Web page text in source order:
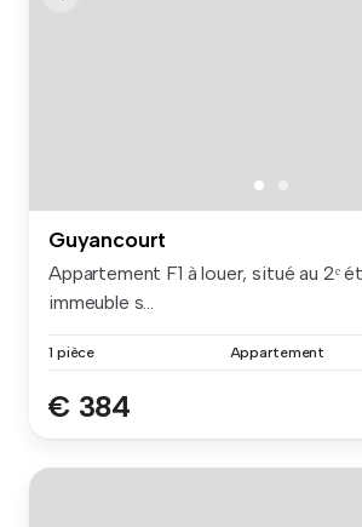
Guyancourt
Appartement F1 à louer, situé au 2ᵉ
immeuble s...
1 pièce Appartement
€ 384